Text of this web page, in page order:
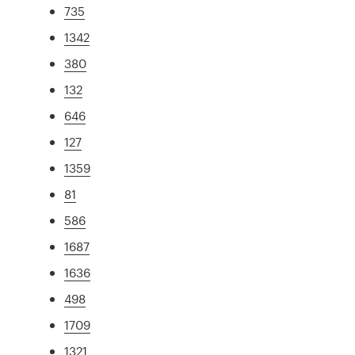
735
1342
380
132
646
127
1359
81
586
1687
1636
498
1709
1321